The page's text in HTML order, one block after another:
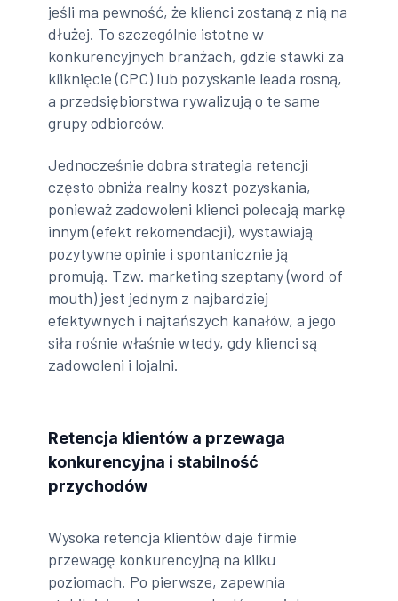
jeśli ma pewność, że klienci zostaną z nią na
dłużej. To szczególnie istotne w
konkurencyjnych branżach, gdzie stawki za
kliknięcie (CPC) lub pozyskanie leada rosną,
a przedsiębiorstwa rywalizują o te same
grupy odbiorców.
Jednocześnie dobra strategia retencji
często obniża realny koszt pozyskania,
ponieważ zadowoleni klienci polecają markę
innym (efekt rekomendacji), wystawiają
pozytywne opinie i spontanicznie ją
promują. Tzw. marketing szeptany (word of
mouth) jest jednym z najbardziej
efektywnych i najtańszych kanałów, a jego
siła rośnie właśnie wtedy, gdy klienci są
zadowoleni i lojalni.
Retencja klientów a przewaga
konkurencyjna i stabilność
przychodów
Wysoka retencja klientów daje firmie
przewagę konkurencyjną na kilku
poziomach. Po pierwsze, zapewnia